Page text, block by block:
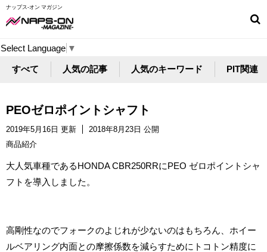
ナップス-オン マガジン
Select Language ▼
すべて 人気の記事 人気のキーワード PIT関連
PEOゼロポイントシャフト
2019年5月16日 更新
2018年8月23日 公開
商品紹介
大人気車種であるHONDA CBR250RRにPEO ゼロポイントシャ
フトを導入しました。
高剛性なのでフォークのよじれが少ないのはもちろん、ホイー
ルベアリング内面との摩擦係数を減らすためにトコトン精度に